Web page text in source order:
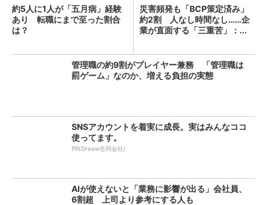
約5人に1人が「五月病」経験
あり 転職にまで至った割合
は？
災害頻発も「BCP策定済み」
約2割 人なし時間なし……企
業が直面する「三重苦」：...
管理職の約9割がプレイヤー兼務 「管理職は
罰ゲーム」なのか、増える負担の実態
SNSアカウントを着実に成長。実はみんなココ
使ってます。
PR(Dreaw合同会社)
AIが使えないと「業務に影響が出る」会社員、
6割超 上司より参考にする人も